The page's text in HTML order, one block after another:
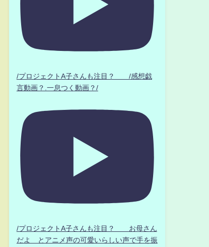
/プロジェクトA子さんも注目？ /感想戯
言動画？.一息つく動画？/
/プロジェクトA子さんも注目？ お母さん
だよ とアニメ声の可愛いらしい声で手を振